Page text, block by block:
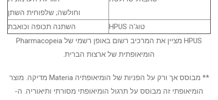
וחולשה; שלפוחית ​​השתן
טוג'ה HPUS
השתנה תכופה וכואבת
HPUS מציין את המרכיב רשום באופן רשמי של Pharmacopeia
הומיאופתית של ארצות הברית.
** מבוסס אך ורק על הפניות של הומיאופתיה Materia מדיקה. מוצר
הומיאופתי זה מבוסס על תרגול הומיאופתי מסורתי ותיאוריה. ה-